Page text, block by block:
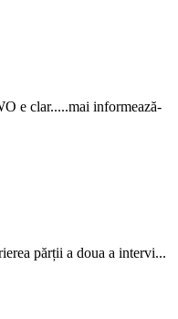
e clar.....mai informează-
părții a doua a intervi...